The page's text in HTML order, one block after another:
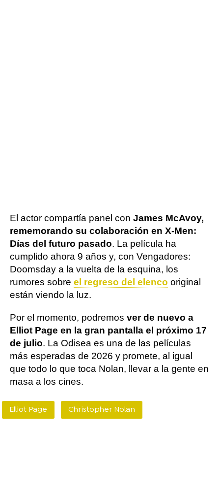
El actor compartía panel con James McAvoy,
rememorando su colaboración en X-Men:
Días del futuro pasado. La película ha
cumplido ahora 9 años y, con Vengadores:
Doomsday a la vuelta de la esquina, los
rumores sobre el regreso del elenco original
están viendo la luz.
Por el momento, podremos ver de nuevo a
Elliot Page en la gran pantalla el próximo 17
de julio. La Odisea es una de las películas
más esperadas de 2026 y promete, al igual
que todo lo que toca Nolan, llevar a la gente en
masa a los cines.
Elliot Page Christopher Nolan